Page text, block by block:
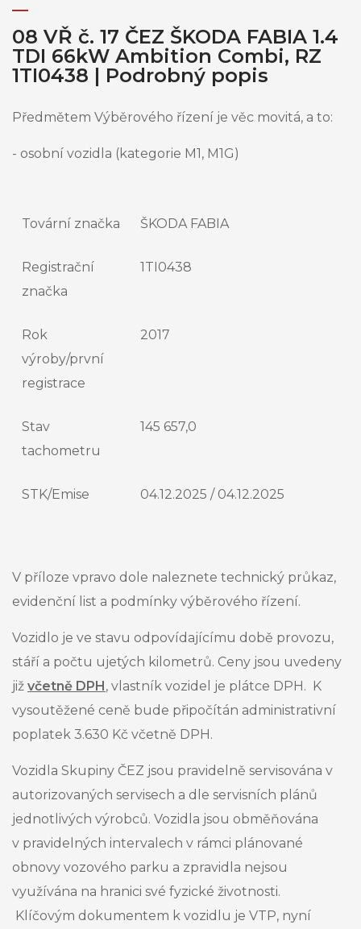
08 VŘ č. 17 ČEZ ŠKODA FABIA 1.4
TDI 66kW Ambition Combi, RZ
1TI0438 | Podrobný popis
Předmětem Výběrového řízení je věc movitá, a to:
- osobní vozidla (kategorie M1, M1G)
Tovární značka ŠKODA FABIA
Registrační
značka
1TI0438
Rok
výroby/první
registrace
2017
Stav
tachometru
145 657,0
STK/Emise 04.12.2025 / 04.12.2025
V příloze vpravo dole naleznete technický průkaz,
evidenční list a podmínky výběrového řízení.
Vozidlo je ve stavu odpovídajícímu době provozu,
stáří a počtu ujetých kilometrů. Ceny jsou uvedeny
již včetně DPH , vlastník vozidel je plátce DPH. K
vysoutěžené ceně bude připočítán administrativní
poplatek 3.630 Kč včetně DPH.
Vozidla Skupiny ČEZ jsou pravidelně servisována v
autorizovaných servisech a dle servisních plánů
jednotlivých výrobců. Vozidla jsou obměňována
v pravidelných intervalech v rámci plánované
obnovy vozového parku a zpravidla nejsou
využívána na hranici své fyzické životnosti.
Klíčovým dokumentem k vozidlu je VTP, nyní